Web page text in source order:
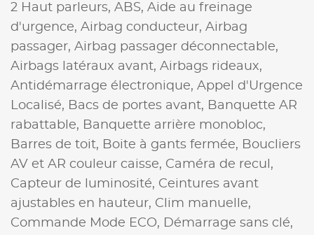
2 Haut parleurs, ABS, Aide au freinage
d'urgence, Airbag conducteur, Airbag
passager, Airbag passager déconnectable,
Airbags latéraux avant, Airbags rideaux,
Antidémarrage électronique, Appel d'Urgence
Localisé, Bacs de portes avant, Banquette AR
rabattable, Banquette arrière monobloc,
Barres de toit, Boite à gants fermée, Boucliers
AV et AR couleur caisse, Caméra de recul,
Capteur de luminosité, Ceintures avant
ajustables en hauteur, Clim manuelle,
Commande Mode ECO,
Démarrage sans clé,